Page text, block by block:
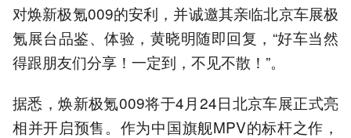
对焕新极氪009的安利，并诚邀其亲临北京车展极
氪展台品鉴、体验，黄晓明随即回复，“好车当然
得跟朋友们分享！一定到，不见不散！”。
据悉，焕新极氪009将于4月24日北京车展正式亮
相并开启预售。作为中国旗舰MPV的标杆之作，